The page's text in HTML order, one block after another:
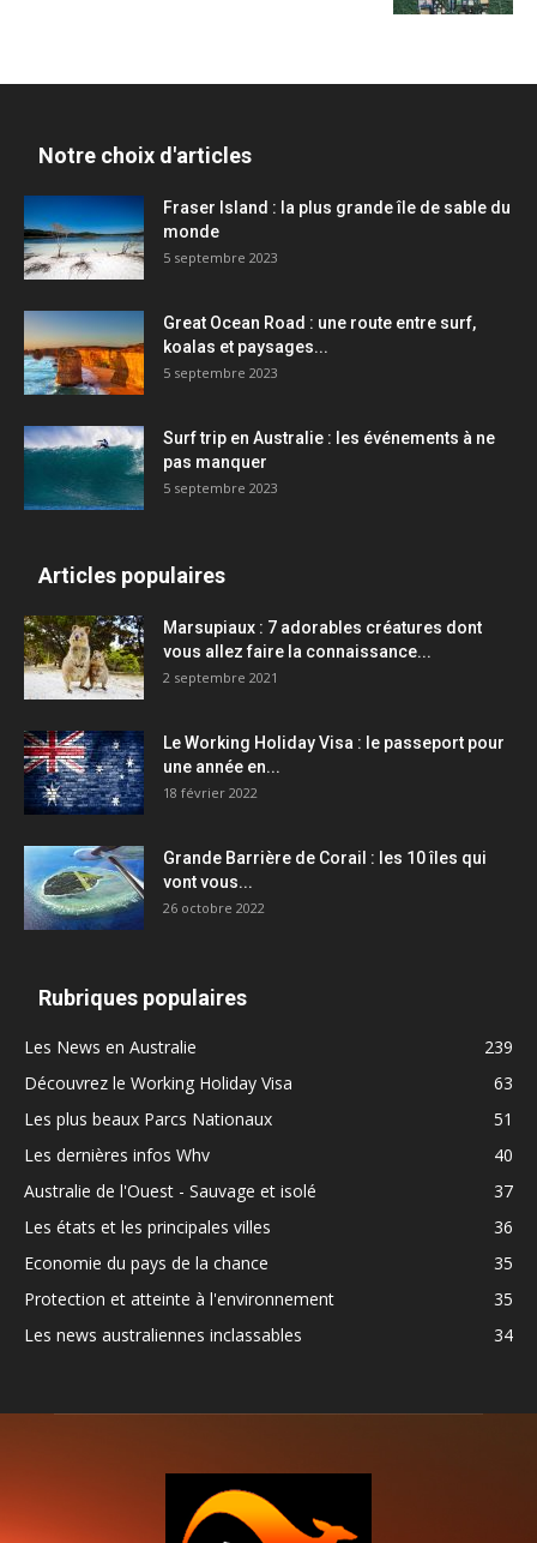
Notre choix d'articles
Fraser Island : la plus grande île de sable du
monde
5 septembre 2023
Great Ocean Road : une route entre surf,
koalas et paysages...
5 septembre 2023
Surf trip en Australie : les événements à ne
pas manquer
5 septembre 2023
Articles populaires
Marsupiaux : 7 adorables créatures dont
vous allez faire la connaissance...
2 septembre 2021
Le Working Holiday Visa : le passeport pour
une année en...
18 février 2022
Grande Barrière de Corail : les 10 îles qui
vont vous...
26 octobre 2022
Rubriques populaires
Les News en Australie
239
Découvrez le Working Holiday Visa
63
Les plus beaux Parcs Nationaux
51
Les dernières infos Whv
40
Australie de l'Ouest - Sauvage et isolé
37
Les états et les principales villes
36
Economie du pays de la chance
35
Protection et atteinte à l'environnement
35
Les news australiennes inclassables
34